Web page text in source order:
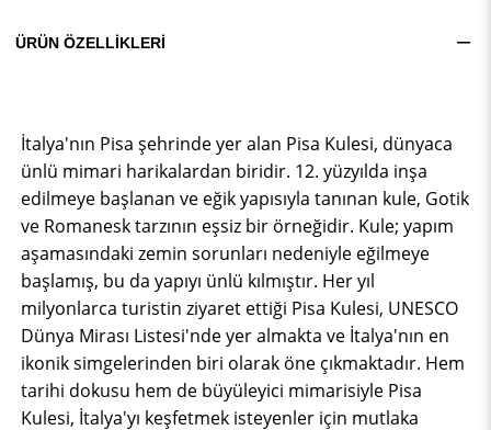
ÜRÜN ÖZELLIKLERI
İtalya'nın Pisa şehrinde yer alan Pisa Kulesi, dünyaca
ünlü mimari harikalardan biridir. 12. yüzyılda inşa
edilmeye başlanan ve eğik yapısıyla tanınan kule, Gotik
ve Romanesk tarzının eşsiz bir örneğidir. Kule; yapım
aşamasındaki zemin sorunları nedeniyle eğilmeye
başlamış, bu da yapıyı ünlü kılmıştır. Her yıl
milyonlarca turistin ziyaret ettiği Pisa Kulesi, UNESCO
Dünya Mirası Listesi'nde yer almakta ve İtalya'nın en
ikonik simgelerinden biri olarak öne çıkmaktadır. Hem
tarihi dokusu hem de büyüleyici mimarisiyle Pisa
Kulesi, İtalya'yı keşfetmek isteyenler için mutlaka